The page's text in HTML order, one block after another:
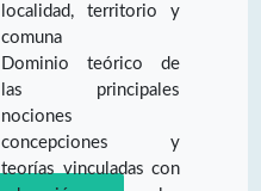
localidad, territorio y
comuna
Dominio teórico de
las principales
nociones
concepciones y
teorías vinculadas con